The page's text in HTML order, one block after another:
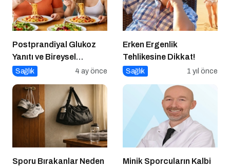
Postprandiyal Glukoz
Yanıtı ve Bireysel
Farklılıklar
Sağlık 4 ay önce
Erken Ergenlik
Tehlikesine Dikkat!
Sağlık 1 yıl önce
Sporu Bırakanlar Neden
Minik Sporcuların Kalbi